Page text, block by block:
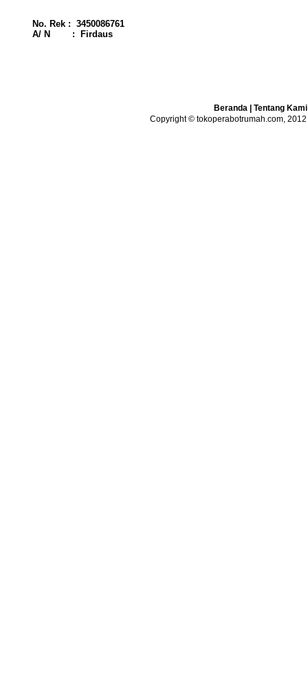
No. Rek : 3450086761
A/ N : Firdaus
Beranda| Tentang Kami
Copyright © tokoperabotrumah.com,